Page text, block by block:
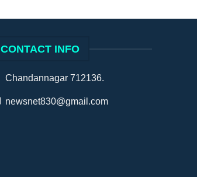
CONTACT INFO
Chandannagar 712136.
newsnet830@gmail.com